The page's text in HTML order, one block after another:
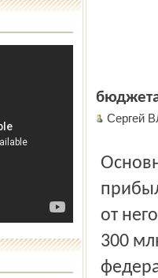
Сергей
Основной источник доходов – по-прежнему налог на
от
300